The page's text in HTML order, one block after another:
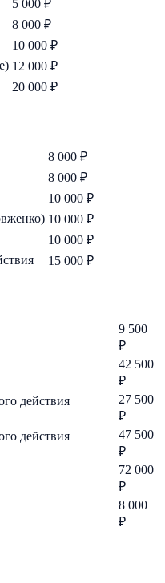
5 000 ₽
8 000 ₽
10 000 ₽
12 000 ₽
20 000 ₽
8 000 ₽
8 000 ₽
10 000 ₽
10 000 ₽
10 000 ₽
15 000 ₽
9 500
₽
42 500
₽
действия
27 500
₽
действия
47 500
₽
72 000
₽
8 000
₽